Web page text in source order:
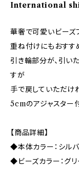
International
華奢で可愛いビーズ
重ね付けにもおすす
引き輪部分が、引い
すが
手で戻していただけ
5cmのアジャスター
【商品詳細】
◆本体カラー：シル
◆ビーズカラー：グリ